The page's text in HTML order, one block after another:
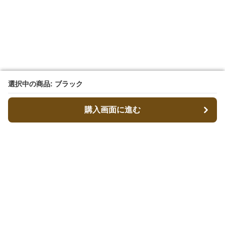
選択中の商品: ブラック
購入画面に進む
選択中の商品: ブラック
購入画面に進む